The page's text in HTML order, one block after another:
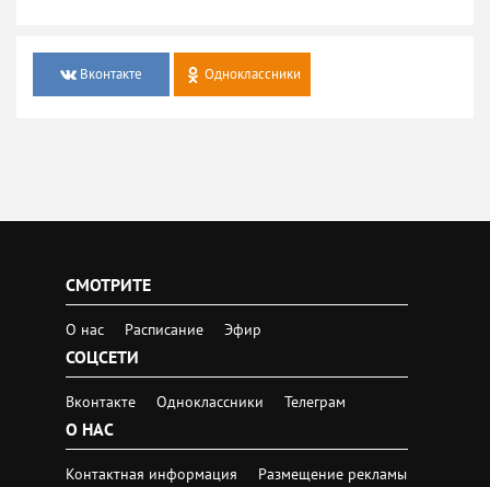
Вконтакте Одноклассники
СМОТРИТЕ
О нас Расписание Эфир
СОЦСЕТИ
Вконтакте Одноклассники Телеграм
О НАС
Контактная информация
Размещение рекламы